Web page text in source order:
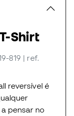
Shirt
819 | ref.
reversível é
pensar no